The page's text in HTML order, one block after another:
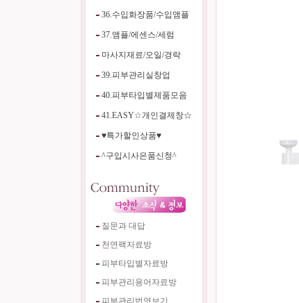
36.수입화장품/수입앰플
37.앰플/에센스/세럼
마사지재료/오일/경락
39.피부관리실창업
40.피부타입별제품모음
41.EASY☆개인결제창☆
♥특가할인상품♥
^구입시사은품신청^
질문과 대답
천연팩자료방
피부타입별자료방
피부관리용어자료방
피부관리법엿보기